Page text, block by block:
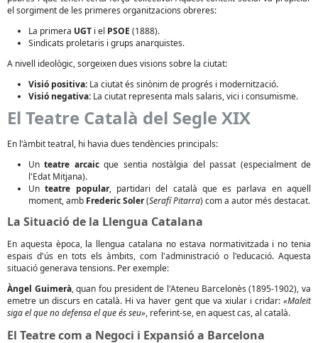
el sorgiment de les primeres organitzacions obreres:
La primera UGT i el PSOE (1888).
Sindicats proletaris i grups anarquistes.
A nivell ideològic, sorgeixen dues visions sobre la ciutat:
Visió positiva: La ciutat és sinònim de progrés i modernització.
Visió negativa: La ciutat representa mals salaris, vici i consumisme.
El Teatre Català del Segle XIX
En l'àmbit teatral, hi havia dues tendències principals:
Unteatre arcaicque sentia nostàlgia del passat (especialment de
l'Edat Mitjana).
Unteatre popular, partidari del català que es parlava en aquell
moment, amb Frederic Soler(Serafí Pitarra) com a autor més destacat.
La Situació de la Llengua Catalana
En aquesta època, la llengua catalana no estava normativitzada i no tenia
espais d'ús en tots els àmbits, com l'administració o l'educació. Aquesta
situació generava tensions. Per exemple:
Àngel Guimerà, quan fou president de l'Ateneu Barcelonès (1895-1902), va
emetre un discurs en català. Hi va haver gent que va xiular i cridar: «Maleït
siga el que no defensa el que és seu», referint-se, en aquest cas, al català.
El Teatre com a Negoci i Expansió a Barcelona